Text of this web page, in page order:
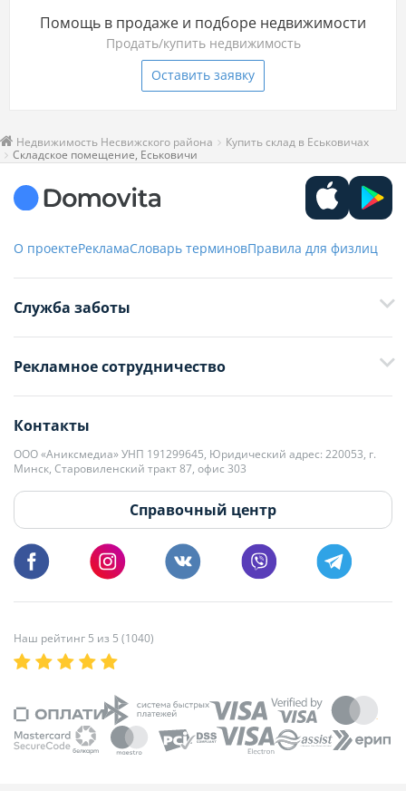
Помощь в продаже и подборе недвижимости
Продать/купить недвижимость
Оставить заявку
Недвижимость Несвижского района
Купить склад в Еськовичах
Складское помещение, Еськовичи
О проектеРекламаСловарь терминовПравила для физлиц
Служба заботы
+375 29 376-13-70
+375 33 376-13-70
editor@domovita.by
Мы принимаем звонки и отвечаем на письма в будние дни с 9:00 до
18:00.
Рекламное сотрудничество
+375 29 563-15-61 Кристина Филюта
kb@domovita.by
+375 29 179-11-28 Владислав Гладченко
vg@domovita.by
Пишите и звоните нам в будние дни с 8:00 до 20:00.
Контакты
ООО «Аниксмедиа» УНП 191299645, Юридический адрес: 220053, г.
Минск, Старовиленский тракт 87, офис 303
Справочный центр
Наш рейтинг 5 из 5 (1040)